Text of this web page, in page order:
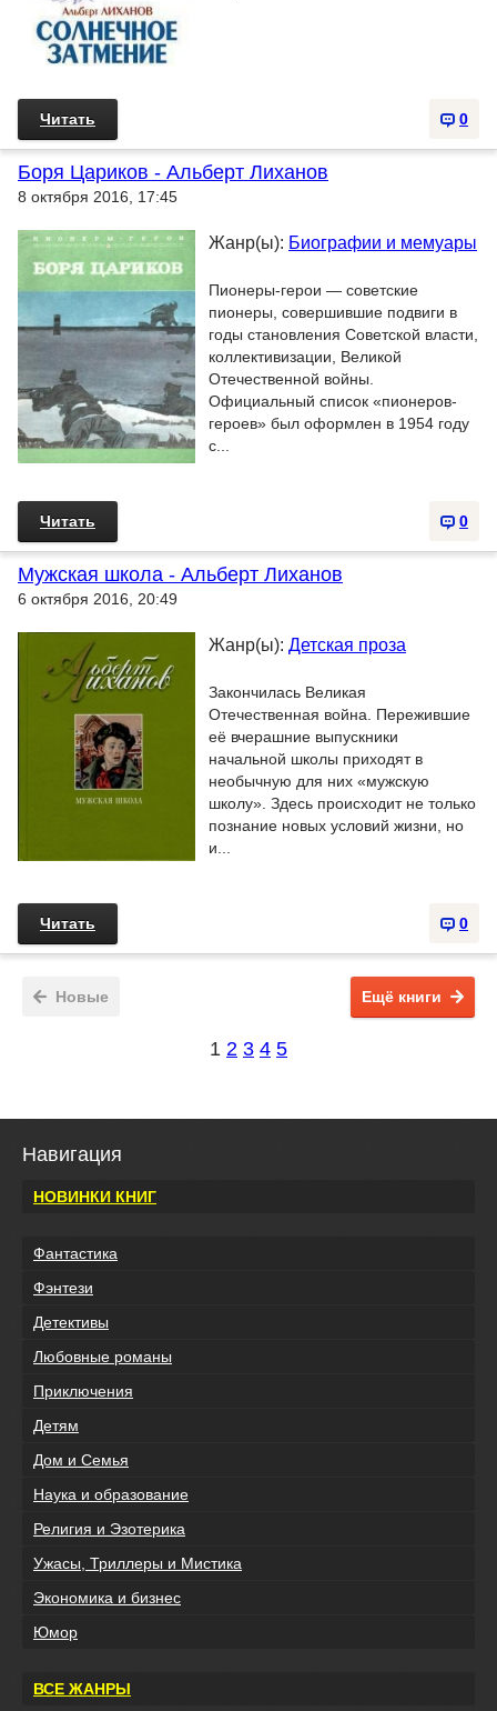
0
Читать
Боря Цариков - Альберт Лиханов
8 октября 2016, 17:45
Жанр(ы): Биографии и мемуары
Пионеры-герои — советские
пионеры, совершившие подвиги в
годы становления Советской власти,
коллективизации, Великой
Отечественной войны.
Официальный список «пионеров-
героев» был оформлен в 1954 году
с...
0
Читать
Мужская школа - Альберт Лиханов
6 октября 2016, 20:49
Жанр(ы): Детская проза
Закончилась Великая
Отечественная война. Пережившие
её вчерашние выпускники
начальной школы приходят в
необычную для них «мужскую
школу». Здесь происходит не только
познание новых условий жизни, но
и...
0
Читать
Новые Ещё книги
1 2 3 4 5
Навигация
НОВИНКИ КНИГ
Фантастика
Фэнтези
Детективы
Любовные романы
Приключения
Детям
Дом и Семья
Наука и образование
Религия и Эзотерика
Ужасы, Триллеры и Мистика
Экономика и бизнес
Юмор
ВСЕ ЖАНРЫ